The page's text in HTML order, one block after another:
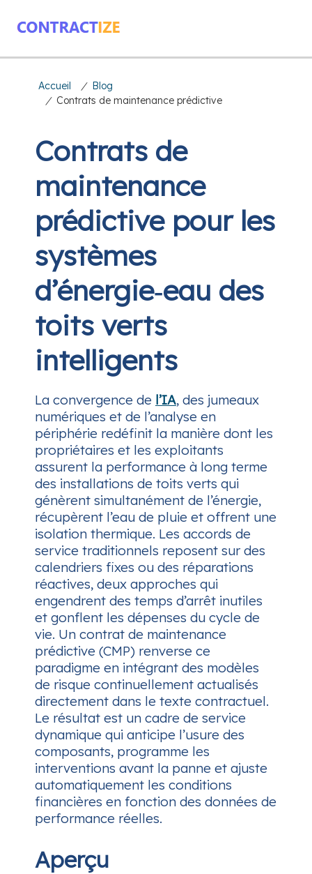
Accueil / Blog
/ Contrats de maintenance prédictive
Contrats de
maintenance
prédictive pour les
systèmes
d’énergie‑eau des
toits verts
intelligents
La convergence de l’IA, des jumeaux
numériques et de l’analyse en
périphérie redéfinit la manière dont les
propriétaires et les exploitants
assurent la performance à long terme
des installations de toits verts qui
génèrent simultanément de l’énergie,
récupèrent l’eau de pluie et offrent une
isolation thermique. Les accords de
service traditionnels reposent sur des
calendriers fixes ou des réparations
réactives, deux approches qui
engendrent des temps d’arrêt inutiles
et gonflent les dépenses du cycle de
vie. Un contrat de maintenance
prédictive (CMP) renverse ce
paradigme en intégrant des modèles
de risque continuellement actualisés
directement dans le texte contractuel.
Le résultat est un cadre de service
dynamique qui anticipe l’usure des
composants, programme les
interventions avant la panne et ajuste
automatiquement les conditions
financières en fonction des données de
performance réelles.
Aperçu